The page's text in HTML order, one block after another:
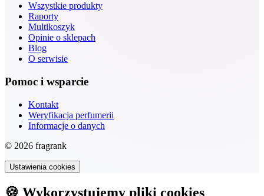
Wszystkie produkty
Raporty
Multikoszyk
Opinie o sklepach
Blog
O serwisie
Pomoc i wsparcie
Kontakt
Weryfikacja perfumerii
Informacje o danych
© 2026 fragrank
Ustawienia cookies
🍪 Wykorzystujemy pliki cookies